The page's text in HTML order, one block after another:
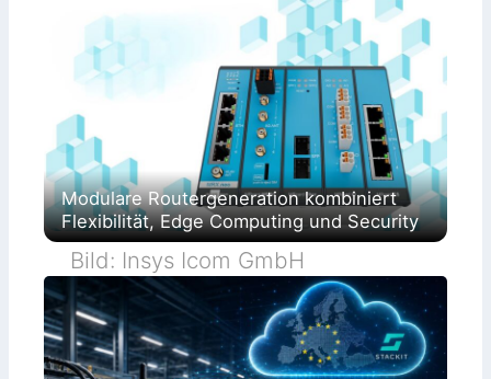
Modulare Routergeneration kombiniert
Flexibilität, Edge Computing und Security
Bild: Insys Icom GmbH